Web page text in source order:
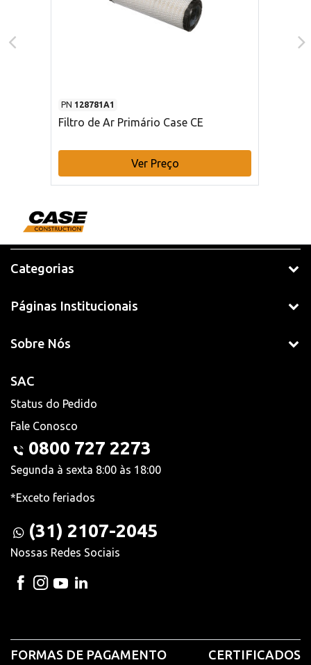
PN 128781A1
Filtro de Ar Primário Case CE
Ver Preço
Categorias
Páginas Institucionais
Sobre Nós
SAC
Status do Pedido
Fale Conosco
0800 727 2273
Segunda à sexta 8:00 às 18:00
*Exceto feriados
(31) 2107-2045
Nossas Redes Sociais
FORMAS DE PAGAMENTO CERTIFICADOS